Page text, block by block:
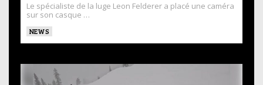
Le spécialiste de la luge Leon Felderer a placé une caméra
sur son casque …
NEWS